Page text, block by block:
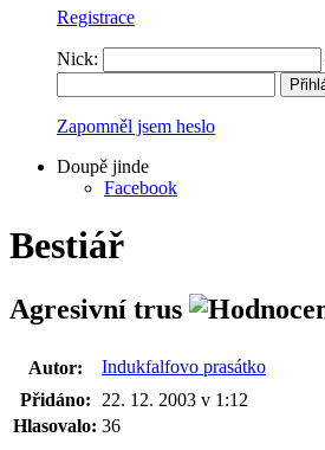
Registrace
Nick:
Zapomněl jsem heslo
Doupě jinde
Facebook
Bestiář
Agresivní trus
Autor:
Indukfalfovo prasátko
Přidáno:
22. 12. 2003 v 1:12
Hlasovalo: 36